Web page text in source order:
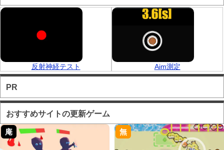
反射神経テスト Aim測定
PR
おすすめサイトの更新ゲーム
庵 無